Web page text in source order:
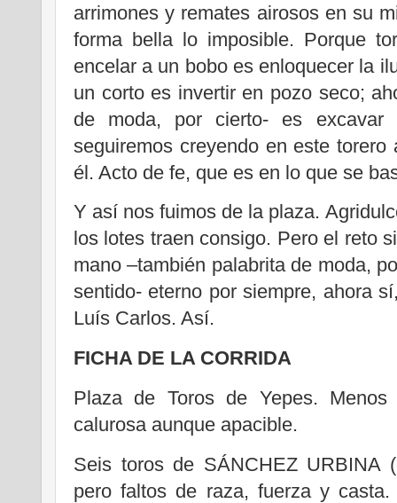
arrimones y remates airosos en su
forma bella lo imposible. Porque
encelar a un bobo es enloquecer la
un corto es invertir en pozo seco;
de moda, por cierto- es
seguiremos creyendo en este
él. Acto de fe, que es en lo que se
Y así nos fuimos de la plaza.
los lotes traen consigo. Pero el reto
mano –también palabrita de moda,
sentido- eterno por siempre, ahora
Luís Carlos. Así.
FICHA DE LA CORRIDA
Plaza de Toros de Yepes.
calurosa aunque apacible.
Seis toros de SÁNCHEZ URBINA
pero faltos de raza, fuerza y